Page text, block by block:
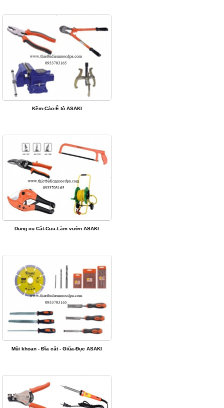
Kềm-Cảo-Ê tô ASAKI
Dụng cụ Cắt-Cưa-Làm vườn ASAKI
Mũi khoan - Đĩa cắt - Giũa-Đục ASAKI